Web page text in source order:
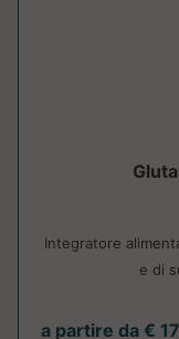
Integratore
e di
a partire da €